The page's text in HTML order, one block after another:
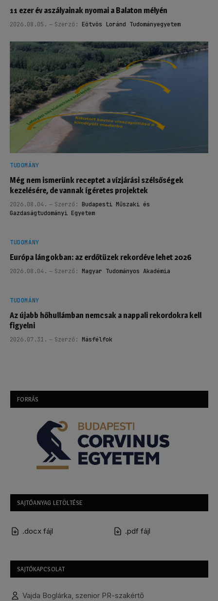
11 ezer év aszályainak nyomai a Balaton mélyén
2026.08.05. Szerző: Eötvös Loránd Tudományegyetem
TUDOMÁNY
Még nem ismerünk receptet a vízjárási szélsőségek
kezelésére, de vannak ígéretes projektek
2026.08.04. Szerző: Budapesti Műszaki és
Gazdaságtudományi Egyetem
TUDOMÁNY
Európa lángokban: az erdőtüzek rekordéve lehet 2026
2026.08.04. Szerző: Magyar Tudományos Akadémia
TUDOMÁNY
Az újabb hőhullámban nemcsak a nappali rekordokra kell
figyelni
2026.07.31. Szerző: Másfélfok
FORRÁS
SAJTÓANYAG LETÖLTÉSE
.docx fájl .pdf fájl
SAJTÓKAPCSOLAT
Vajda Boglárka, szenior PR-szakértő